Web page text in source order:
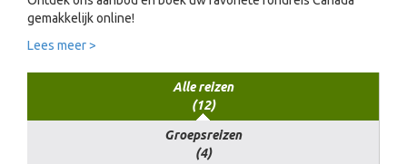
gemakkelijk online!
Lees meer >
Alle reizen
(12)
Groepsreizen
(4)